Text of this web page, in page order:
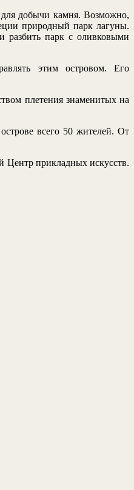
добычи камня. Возможно,
природный парк лагуны.
разбить парк с оливковыми
этим островом. Его
плетения знаменитых на
всего 50 жителей. От
Центр прикладных искусств.